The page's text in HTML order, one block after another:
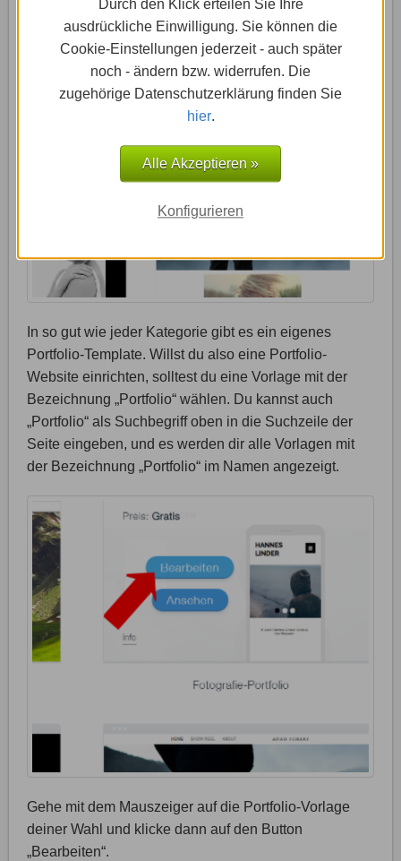
Durch den Klick erteilen Sie Ihre
ausdrückliche Einwilligung. Sie können die
Cookie-Einstellungen jederzeit - auch später
noch - ändern bzw. widerrufen. Die
zugehörige Datenschutzerklärung finden Sie
hier.
Alle Akzeptieren »
Konfigurieren
In so gut wie jeder Kategorie gibt es ein eigenes
Portfolio-Template. Willst du also eine Portfolio-
Website einrichten, solltest du eine Vorlage mit der
Bezeichnung „Portfolio“ wählen. Du kannst auch
„Portfolio“ als Suchbegriff oben in die Suchzeile der
Seite eingeben, und es werden dir alle Vorlagen mit
der Bezeichnung „Portfolio“ im Namen angezeigt.
Gehe mit dem Mauszeiger auf die Portfolio-Vorlage
deiner Wahl und klicke dann auf den Button
„Bearbeiten“.